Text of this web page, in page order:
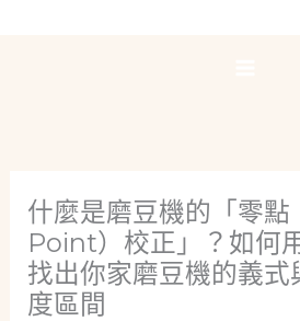
什麼是磨豆機的「零
Point）校正」？如何
找出你家磨豆機的義式
度區間